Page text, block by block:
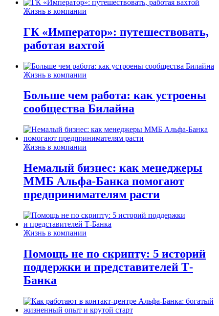
Жизнь в компании
ГК «Император»: путешествовать,
работая вахтой
Жизнь в компании
Больше чем работа: как устроены
сообщества Билайна
Жизнь в компании
Немалый бизнес: как менеджеры
ММБ Альфа-Банка помогают
предпринимателям расти
Жизнь в компании
Помощь не по скрипту: 5 историй
поддержки и представителей Т-
Банка